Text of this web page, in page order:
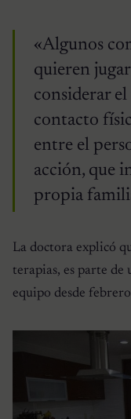
«Algunos
quieren
considerar
contacto
entre el
acción, que
propia
La doctora explicó
terapias, es parte de
equipo desde